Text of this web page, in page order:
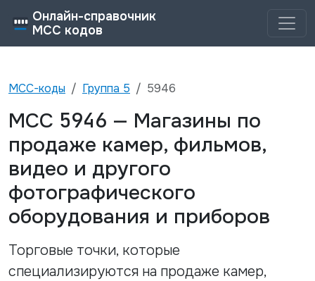
Онлайн-справочник
MCC кодов
MCC-коды Группа 5 5946
MCC 5946 — Магазины по
продаже камер, фильмов,
видео и другого
фотографического
оборудования и приборов
Торговые точки, которые
специализируются на продаже камер,